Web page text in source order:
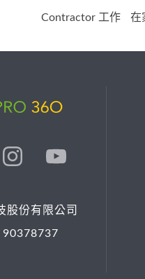
Contractor 工作 在
股份有限公司
90378737